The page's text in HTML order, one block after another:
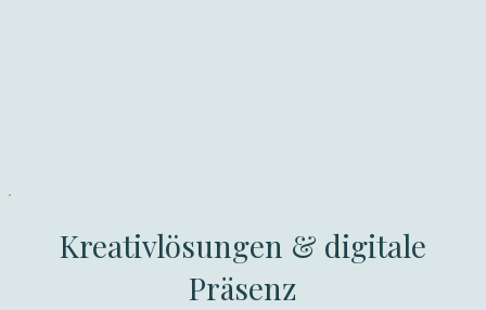
Kreativlösungen & digitale
Präsenz